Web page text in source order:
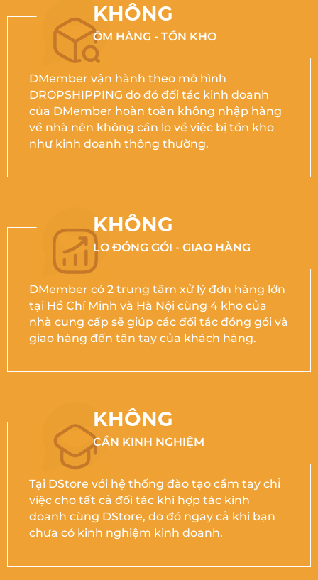
KHÔNG
ÔM HÀNG - TỒN KHO
DMember vận hành theo mô hình
DROPSHIPPING do đó đối tác kinh doanh
của DMember hoàn toàn không nhập hàng
về nhà nên không cần lo về việc bị tồn kho
như kinh doanh thông thường.
KHÔNG
LO ĐÓNG GÓI - GIAO HÀNG
DMember có 2 trung tâm xử lý đơn hàng lớn
tại Hồ Chí Minh và Hà Nội cùng 4 kho của
nhà cung cấp sẽ giúp các đối tác đóng gói và
giao hàng đến tận tay của khách hàng.
KHÔNG
CẦN KINH NGHIỆM
Tại DStore với hệ thống đào tạo cầm tay chỉ
việc cho tất cả đối tác khi hợp tác kinh
doanh cùng DStore, do đó ngay cả khi bạn
chưa có kinh nghiệm kinh doanh.